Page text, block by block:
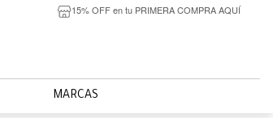
15% OFF en tu PRIMERA COMPRA AQUÍ
MARCAS